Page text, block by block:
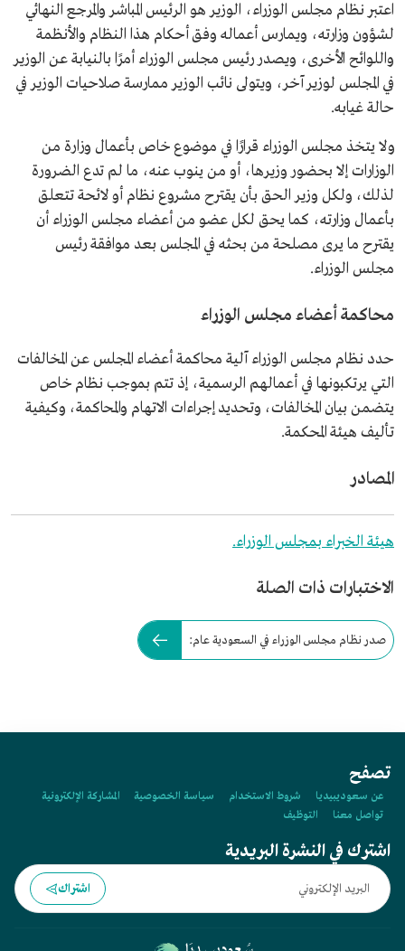
اعتبر نظام مجلس الوزراء، الوزير هو الرئيس المباشر والمرجع النهائي
لشؤون وزارته، ويمارس أعماله وفق أحكام هذا النظام والأنظمة
واللوائح الأخرى، ويصدر رئيس مجلس الوزراء أمرًا بالنيابة عن الوزير
في المجلس لوزير آخر، ويتولى نائب الوزير ممارسة صلاحيات الوزير في
حالة غيابه.
ولا يتخذ مجلس الوزراء قرارًا في موضوع خاص بأعمال وزارة من
الوزارات إلا بحضور وزيرها، أو من ينوب عنه، ما لم تدع الضرورة
لذلك، ولكل وزير الحق بأن يقترح مشروع نظام أو لائحة تتعلق
بأعمال وزارته، كما يحق لكل عضو من أعضاء مجلس الوزراء أن
يقترح ما يرى مصلحة من بحثه في المجلس بعد موافقة رئيس
مجلس الوزراء.
محاكمة أعضاء مجلس الوزراء
حدد نظام مجلس الوزراء آلية محاكمة أعضاء المجلس عن المخالفات
التي يرتكبونها في أعمالهم الرسمية، إذ تتم بموجب نظام خاص
يتضمن بيان المخالفات، وتحديد إجراءات الاتهام والمحاكمة، وكيفية
تأليف هيئة المحكمة.
المصادر
هيئة الخبراء بمجلس الوزراء.
الاختبارات ذات الصلة
صدر نظام مجلس الوزراء في السعودية عام:
تصفح
عن سعوديبيديا شروط الاستخدام سياسة الخصوصية
المشاركة الإلكترونية
تواصل معنا
التوظيف
اشترك في النشرة البريدية
اشتراك